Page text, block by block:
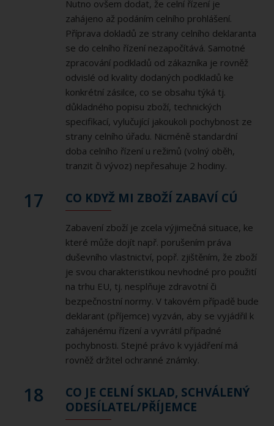
Nutno ovšem dodat, že celní řízení je
zahájeno až podáním celního prohlášení.
Příprava dokladů ze strany celního deklaranta
se do celního řízení nezapočítává. Samotné
zpracování podkladů od zákazníka je rovněž
odvislé od kvality dodaných podkladů ke
konkrétní zásilce, co se obsahu týká tj.
důkladného popisu zboží, technických
specifikací, vylučující jakoukoli pochybnost ze
strany celního úřadu. Nicméně standardní
doba celního řízení u režimů (volný oběh,
tranzit či vývoz) nepřesahuje 2 hodiny.
17 CO KDYŽ MI ZBOŽÍ ZABAVÍ CÚ
Zabavení zboží je zcela výjimečná situace, ke
které může dojít např. porušením práva
duševního vlastnictví, popř. zjištěním, že zboží
je svou charakteristikou nevhodné pro použití
na trhu EU, tj. nesplňuje zdravotní či
bezpečnostní normy. V takovém případě bude
deklarant (příjemce) vyzván, aby se vyjádřil k
zahájenému řízení a vyvrátil případné
pochybnosti. Stejné právo k vyjádření má
rovněž držitel ochranné známky.
18
CO JE CELNÍ SKLAD, SCHVÁLENÝ
ODESÍLATEL/PŘÍJEMCE